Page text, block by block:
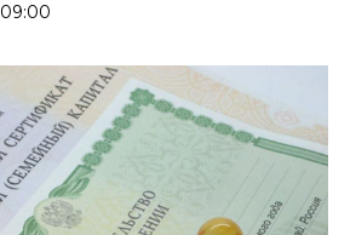
09:00